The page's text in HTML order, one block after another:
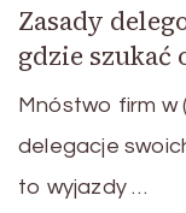
Zasady
gdzie
Mnóstwo firm w
delegacje
to wyjazdy …